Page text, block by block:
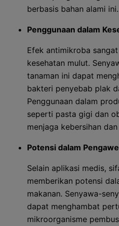
berbasis bahan alami ini.
Penggunaan dalam
Efek antimikroba
kesehatan mulut.
tanaman ini dapat
bakteri penyebab plak
Penggunaan dalam
seperti pasta gigi dan
menjaga kebersihan
Potensi dalam
Selain aplikasi medis,
memberikan potensi
makanan. Senyawa-
dapat menghambat
mikroorganisme